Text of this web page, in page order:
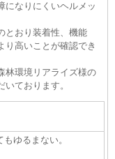
なりにくいヘルメッ
とおり装着性、機能
り高いことが確認でき
林環境リアライズ様の
ております。
ゆるまない。